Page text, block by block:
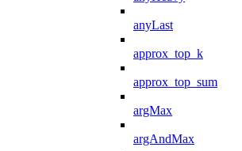
anyLast
approx_top_k
approx_top_sum
argMax
argAndMax